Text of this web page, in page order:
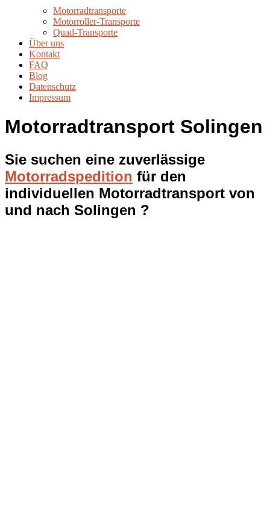
Motorradtransporte
Motorroller-Transporte
Quad-Transporte
Über uns
Kontakt
FAQ
Blog
Datenschutz
Impressum
Motorradtransport Solingen
Sie suchen eine zuverlässige
Motorradspedition für den
individuellen Motorradtransport von
und nach Solingen ?